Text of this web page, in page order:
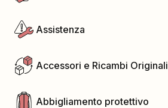
Assistenza
Accessori e Ricambi Originali
Abbigliamento protettivo